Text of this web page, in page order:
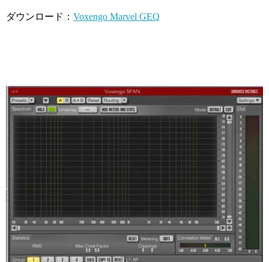
ダウンロード： Voxengo Marvel GEQ